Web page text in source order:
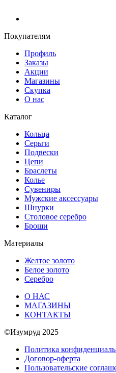
Покупателям
Профиль
Заказы
Акции
Магазины
Скупка
О нас
Каталог
Кольца
Серьги
Подвески
Цепи
Браслеты
Колье
Сувениры
Мужские аксессуары
Шнурки
Столовое серебро
Броши
Материалы
Желтое золото
Белое золото
Серебро
О НАС
МАГАЗИНЫ
КОНТАКТЫ
©Изумруд 2025
Политика
Договор-оферта
Пользовательские